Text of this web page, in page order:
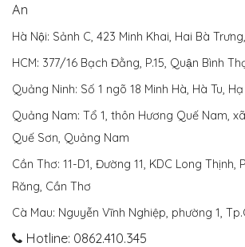
An
Hà Nội: Sảnh C, 423 Minh Khai, Hai Bà
HCM: 377/16 Bạch Đằng, P.15, Quận Bình
Quảng Ninh: Số 1 ngõ 18 Minh Hà, Hà Tu,
Quảng Nam: Tổ 1, thôn Hương Quế Nam,
Quế Sơn, Quảng Nam
Cần Thơ: 11-D1, Đường 11, KDC Long Thịnh,
Răng, Cần Thơ
Cà Mau: Nguyễn Vĩnh Nghiệp, phường 1,
Hotline: 0862.410.345